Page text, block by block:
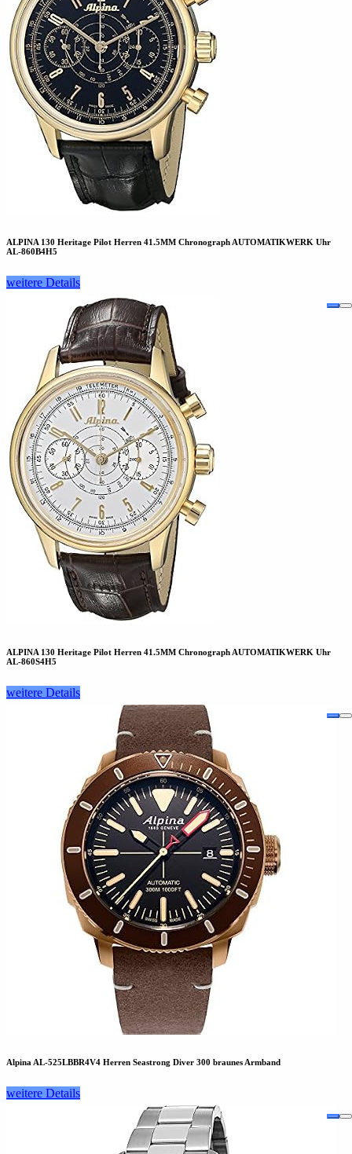
ALPINA 130 Heritage Pilot Herren 41.5MM Chronograph AUTOMATIKWERK Uhr
AL-860B4H5
weitere Details
ALPINA 130 Heritage Pilot Herren 41.5MM Chronograph AUTOMATIKWERK Uhr
AL-860S4H5
weitere Details
Alpina AL-525LBBR4V4 Herren Seastrong Diver 300 braunes Armband
weitere Details